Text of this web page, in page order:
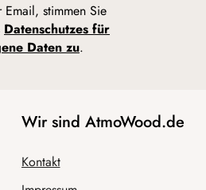
stimmen Sie
Datenschutzes für
Daten zu.
Wir sind AtmoWood.de
Kontakt